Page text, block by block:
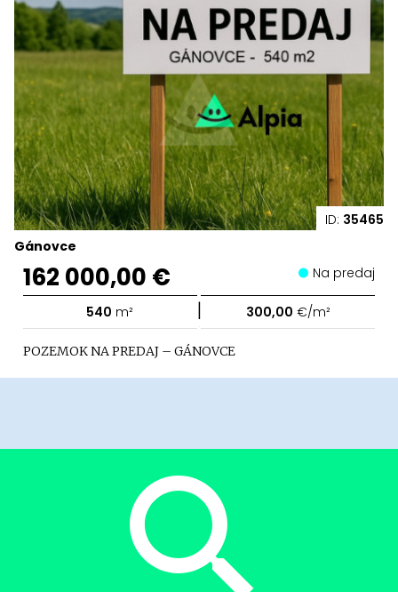
ID: 35465
Gánovce
162 000,00 € Na predaj
540 m² | 300,00 €/m²
POZEMOK NA PREDAJ – GÁNOVCE